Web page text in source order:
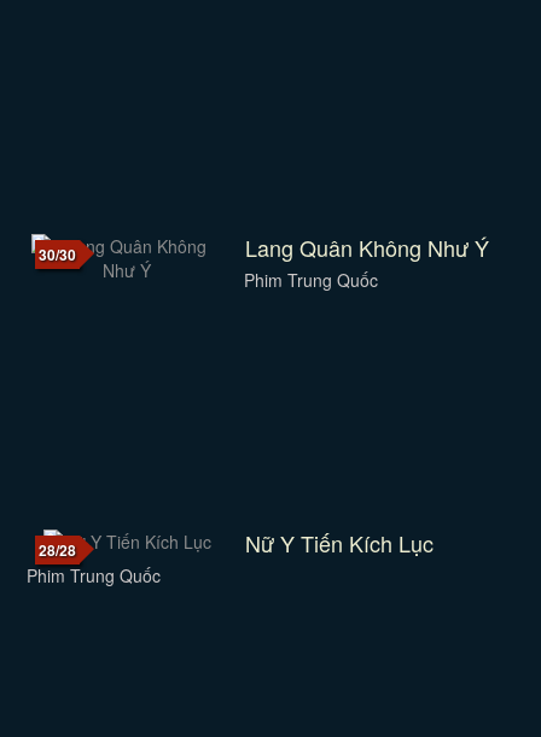
30/30 Lang Quân Không Như Ý
Phim Trung Quốc
28/28 Nữ Y Tiến Kích Lục
Phim Trung Quốc